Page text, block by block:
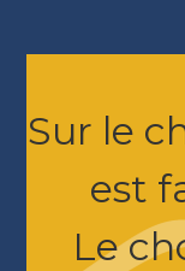
Sur le
est
Le